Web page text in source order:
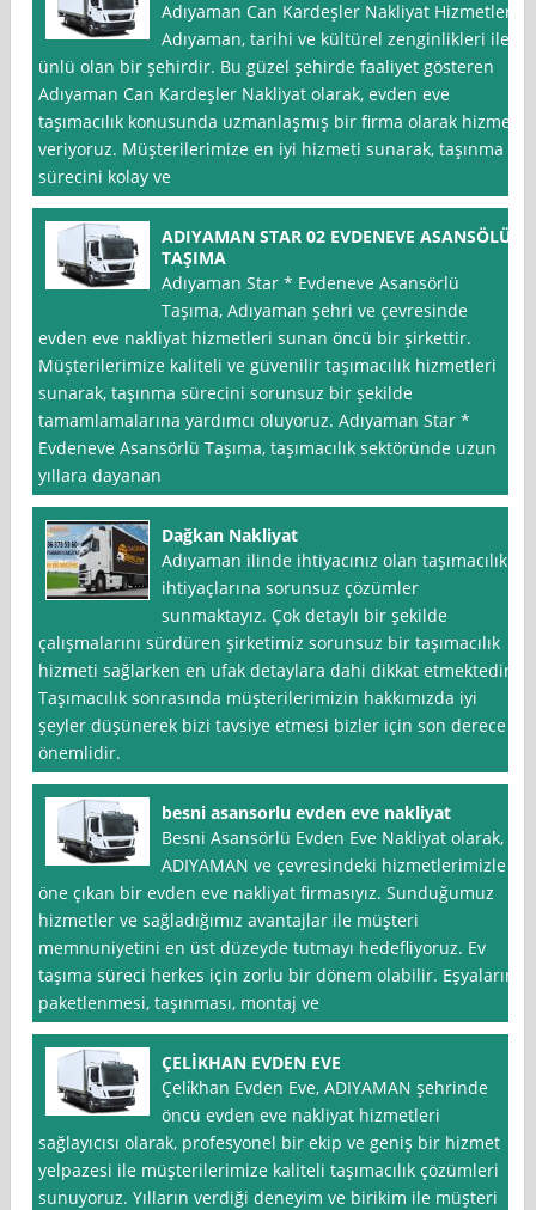
Adıyaman Can Kardeşler Nakliyat Hizmetleri
Adıyaman, tarihi ve kültürel zenginlikleri ile
ünlü olan bir şehirdir. Bu güzel şehirde faaliyet gösteren
Adıyaman Can Kardeşler Nakliyat olarak, evden eve
taşımacılık konusunda uzmanlaşmış bir firma olarak hizmet
veriyoruz. Müşterilerimize en iyi hizmeti sunarak, taşınma
sürecini kolay ve
ADIYAMAN STAR 02 EVDENEVE ASANSÖLÜ
TAŞIMA
Adıyaman Star * Evdeneve Asansörlü
Taşıma, Adıyaman şehri ve çevresinde
evden eve nakliyat hizmetleri sunan öncü bir şirkettir.
Müşterilerimize kaliteli ve güvenilir taşımacılık hizmetleri
sunarak, taşınma sürecini sorunsuz bir şekilde
tamamlamalarına yardımcı oluyoruz. Adıyaman Star *
Evdeneve Asansörlü Taşıma, taşımacılık sektöründe uzun
yıllara dayanan
Dağkan Nakliyat
Adıyaman ilinde ihtiyacınız olan taşımacılık
ihtiyaçlarına sorunsuz çözümler
sunmaktayız. Çok detaylı bir şekilde
çalışmalarını sürdüren şirketimiz sorunsuz bir taşımacılık
hizmeti sağlarken en ufak detaylara dahi dikkat etmektedir.
Taşımacılık sonrasında müşterilerimizin hakkımızda iyi
şeyler düşünerek bizi tavsiye etmesi bizler için son derece
önemlidir.
besni asansorlu evden eve nakliyat
Besni Asansörlü Evden Eve Nakliyat olarak,
ADIYAMAN ve çevresindeki hizmetlerimizle
öne çıkan bir evden eve nakliyat firmasıyız. Sunduğumuz
hizmetler ve sağladığımız avantajlar ile müşteri
memnuniyetini en üst düzeyde tutmayı hedefliyoruz. Ev
taşıma süreci herkes için zorlu bir dönem olabilir. Eşyaların
paketlenmesi, taşınması, montaj ve
ÇELİKHAN EVDEN EVE
Çeli̇khan Evden Eve, ADIYAMAN şehrinde
öncü evden eve nakliyat hizmetleri
sağlayıcısı olarak, profesyonel bir ekip ve geniş bir hizmet
yelpazesi ile müşterilerimize kaliteli taşımacılık çözümleri
sunuyoruz. Yılların verdiği deneyim ve birikim ile müşteri